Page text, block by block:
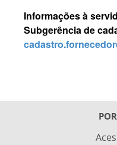
Informações à
Subgerência de